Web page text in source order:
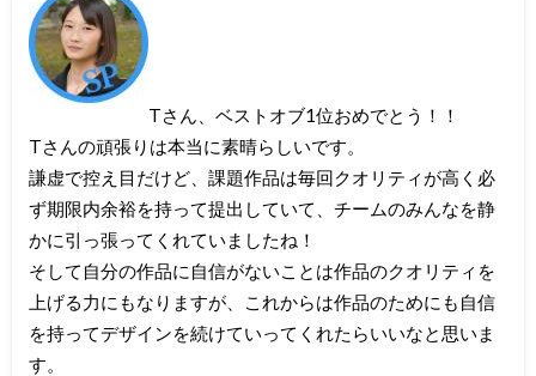
Tさん、ベストオブ1位おめでとう！！
Tさんの頑張りは本当に素晴らしいです。
謙虚で控え目だけど、課題作品は毎回クオリティが高く必
ず期限内余裕を持って提出していて、チームのみんなを静
かに引っ張ってくれていましたね！
そして自分の作品に自信がないことは作品のクオリティを
上げる力にもなりますが、これからは作品のためにも自信
を持ってデザインを続けていってくれたらいいなと思いま
す。